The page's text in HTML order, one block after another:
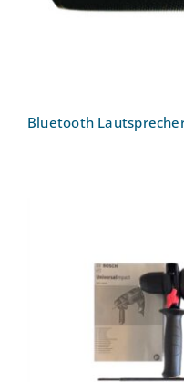
Bluetooth Lautsprecher
Bosch